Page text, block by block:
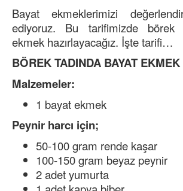
Bayat ekmeklerimizi
ediyoruz. Bu tarifimizde börek
ekmek hazırlayacağız. İşte tarifi…
BÖREK TADINDA BAYAT EKMEK
Malzemeler:
1 bayat ekmek
Peynir harcı için;
50-100 gram rende kaşar
100-150 gram beyaz peynir
2 adet yumurta